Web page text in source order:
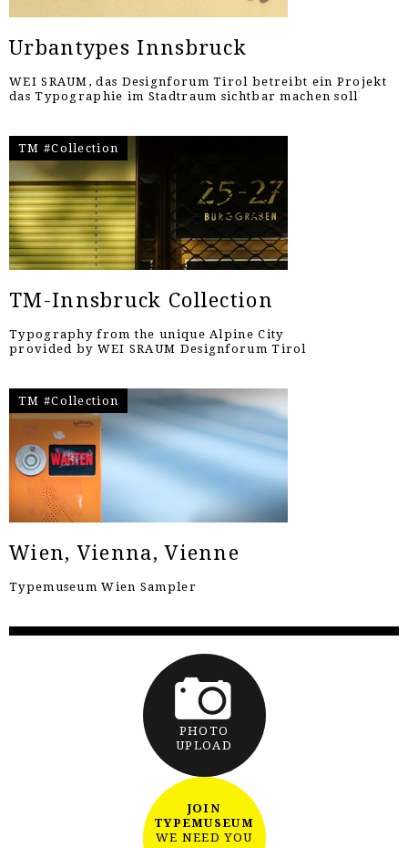
Urbantypes Innsbruck
WEI SRAUM, das Designforum Tirol betreibt ein Projekt
das Typographie im Stadtraum sichtbar machen soll
TM #Collection
TM-Innsbruck Collection
Typography from the unique Alpine City
provided by WEI SRAUM Designforum Tirol
TM #Collection
Wien, Vienna, Vienne
Typemuseum Wien Sampler
PHOTO
UPLOAD
JOIN
TYPEMUSEUM
WE NEED YOU